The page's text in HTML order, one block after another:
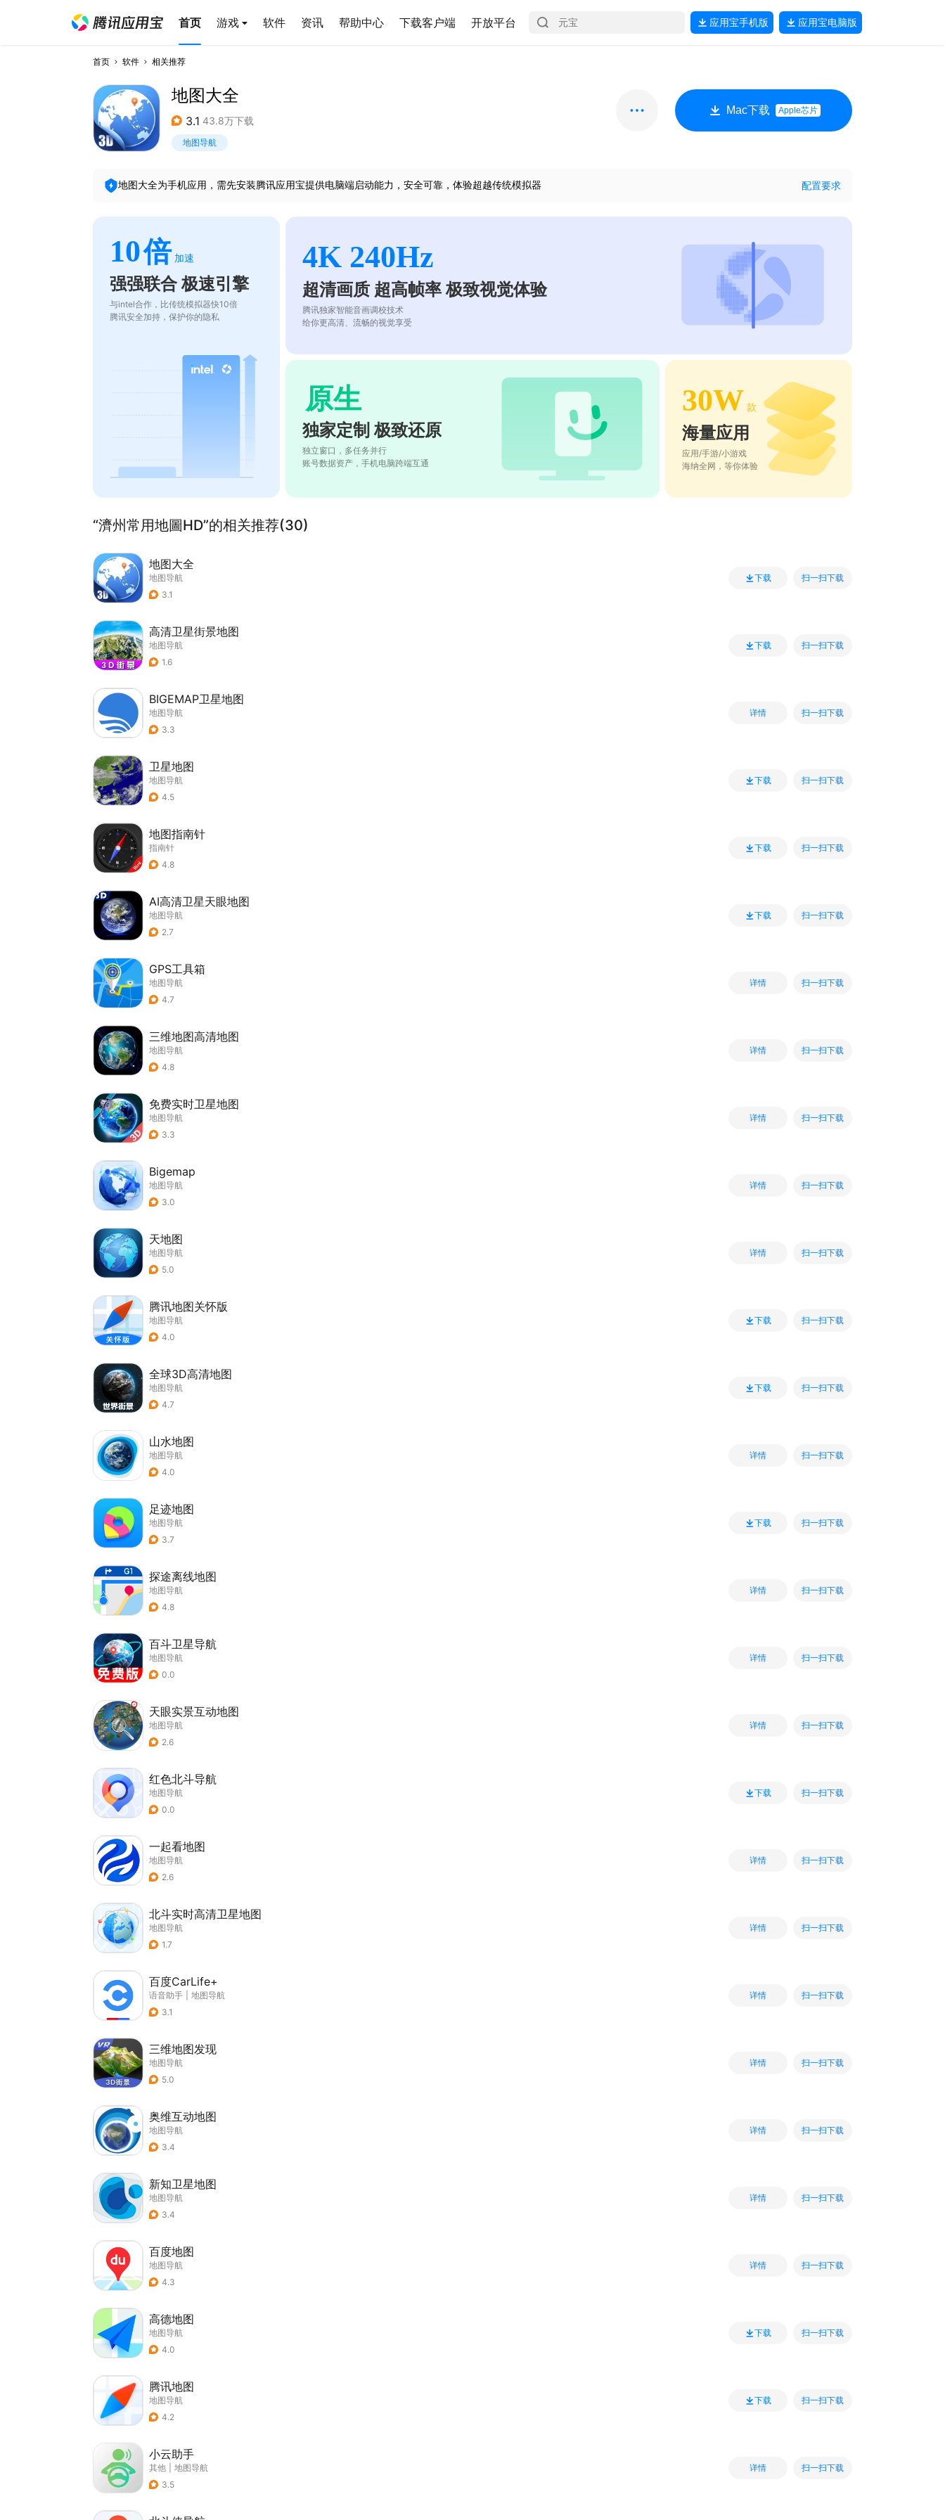
首页 游戏 软件 资讯 帮助中心 下载客户端 开放平台 应用宝手机版 应用宝电脑版
首页 软件 相关推荐
地图大全
3.1 43.8万下载
地图导航
Mac下载 Apple芯片
地图大全为手机应用，需先安装腾讯应用宝提供电脑端启动能力，安全可靠，体验超越传统模拟器 配置要求
10倍 加速
强强联合 极速引擎
与intel合作，比传统模拟器快10倍
腾讯安全加持，保护你的隐私
4K 240Hz
超清画质 超高帧率 极致视觉体验
腾讯独家智能音画调校技术
给你更高清、流畅的视觉享受
原生
独家定制 极致还原
独立窗口，多任务并行
账号数据资产，手机电脑跨端互通
30W 款
海量应用
应用/手游/小游戏
海纳全网，等你体验
“濟州常用地圖HD”的相关推荐(30)
地图大全
地图导航
3.1
下载 扫一扫下载
高清卫星街景地图
地图导航
1.6
下载 扫一扫下载
BIGEMAP卫星地图
地图导航
3.3
详情 扫一扫下载
卫星地图
地图导航
4.5
下载 扫一扫下载
地图指南针
指南针
4.8
下载 扫一扫下载
AI高清卫星天眼地图
地图导航
2.7
下载 扫一扫下载
GPS工具箱
地图导航
4.7
详情 扫一扫下载
三维地图高清地图
地图导航
4.8
详情 扫一扫下载
免费实时卫星地图
地图导航
3.3
详情 扫一扫下载
Bigemap
地图导航
3.0
详情 扫一扫下载
天地图
地图导航
5.0
详情 扫一扫下载
腾讯地图关怀版
地图导航
4.0
下载 扫一扫下载
全球3D高清地图
地图导航
4.7
下载 扫一扫下载
山水地图
地图导航
4.0
详情 扫一扫下载
足迹地图
地图导航
3.7
下载 扫一扫下载
探途离线地图
地图导航
4.8
详情 扫一扫下载
百斗卫星导航
地图导航
0.0
详情 扫一扫下载
天眼实景互动地图
地图导航
2.6
详情 扫一扫下载
红色北斗导航
地图导航
0.0
下载 扫一扫下载
一起看地图
地图导航
2.6
详情 扫一扫下载
北斗实时高清卫星地图
地图导航
1.7
详情 扫一扫下载
百度CarLife+
语音助手
地图导航
3.1
详情 扫一扫下载
三维地图发现
地图导航
5.0
详情 扫一扫下载
奥维互动地图
地图导航
3.4
详情 扫一扫下载
新知卫星地图
地图导航
3.4
详情 扫一扫下载
百度地图
地图导航
4.3
详情 扫一扫下载
高德地图
地图导航
4.0
下载 扫一扫下载
腾讯地图
地图导航
4.2
下载 扫一扫下载
小云助手
其他
地图导航
3.5
详情 扫一扫下载